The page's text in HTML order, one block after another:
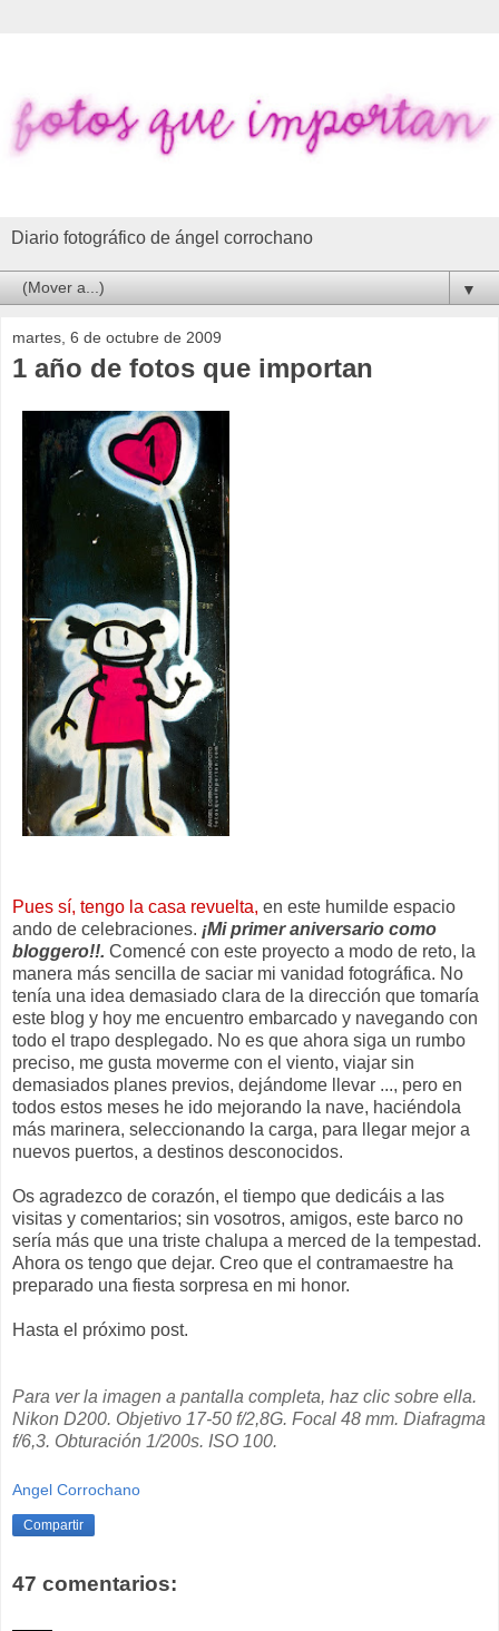
Diario fotográfico de ángel corrochano
▼
martes, 6 de octubre de 2009
1 año de fotos que importan
Pues sí, tengo la casa revuelta, en este humilde espacio
ando de celebraciones. ¡Mi primer aniversario como
bloggero!!. Comencé con este proyecto a modo de reto, la
manera más sencilla de saciar mi vanidad fotográfica. No
tenía una idea demasiado clara de la dirección que tomaría
este blog y hoy me encuentro embarcado y navegando con
todo el trapo desplegado. No es que ahora siga un rumbo
preciso, me gusta moverme con el viento, viajar sin
demasiados planes previos, dejándome llevar ..., pero en
todos estos meses he ido mejorando la nave, haciéndola
más marinera, seleccionando la carga, para llegar mejor a
nuevos puertos, a destinos desconocidos.
Os agradezco de corazón, el tiempo que dedicáis a las
visitas y comentarios; sin vosotros, amigos, este barco no
sería más que una triste chalupa a merced de la tempestad.
Ahora os tengo que dejar. Creo que el contramaestre ha
preparado una fiesta sorpresa en mi honor.
Hasta el próximo post.
Para ver la imagen a pantalla completa, haz clic sobre ella.
Nikon D200. Objetivo 17-50 f/2,8G. Focal 48 mm. Diafragma
f/6,3. Obturación 1/200s. ISO 100.
Angel Corrochano
Compartir
47 comentarios: